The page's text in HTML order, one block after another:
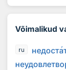
Võimalikud
ru недоста